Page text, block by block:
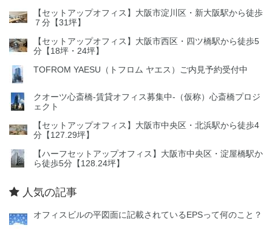
【セットアップオフィス】大阪市淀川区・新大阪駅から徒歩
７分【31坪】
【セットアップオフィス】大阪市西区・四ツ橋駅から徒歩5
分【18坪・24坪】
TOFROM YAESU（トフロム ヤエス）ご内見予約受付中
クオーツ心斎橋‐賃貸オフィス募集中‐（仮称）心斎橋プロジ
ェクト
【セットアップオフィス】大阪市中央区・北浜駅から徒歩4
分【127.29坪】
【ハーフセットアップオフィス】大阪市中央区・淀屋橋駅か
ら徒歩5分【128.24坪】
人気の記事
オフィスビルの平図面に記載されているEPSって何のこと？